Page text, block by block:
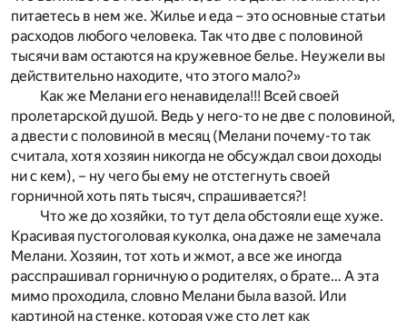
питаетесь в нем же. Жилье и еда – это основные статьи
расходов любого человека. Так что две с половиной
тысячи вам остаются на кружевное белье. Неужели вы
действительно находите, что этого мало?»
Как же Мелани его ненавидела!!! Всей своей
пролетарской душой. Ведь у него-то не две с половиной,
а двести с половиной в месяц (Мелани почему-то так
считала, хотя хозяин никогда не обсуждал свои доходы
ни с кем), – ну чего бы ему не отстегнуть своей
горничной хоть пять тысяч, спрашивается?!
Что же до хозяйки, то тут дела обстояли еще хуже.
Красивая пустоголовая куколка, она даже не замечала
Мелани. Хозяин, тот хоть и жмот, а все же иногда
расспрашивал горничную о родителях, о брате… А эта
мимо проходила, словно Мелани была вазой. Или
картиной на стенке, которая уже сто лет как